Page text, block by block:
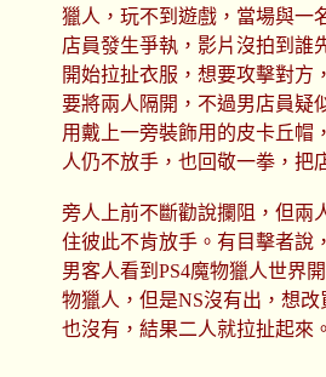
獵人，玩不到遊戲，當場與一
店員發生爭執，影片沒拍到誰
開始拉扯衣服，想要攻擊對方
要將兩人隔開，不過男店員疑
用戴上一旁裝飾用的皮卡丘帽
人仍不放手，也回敬一拳，把
旁人上前不斷勸說攔阻，但兩
住彼此不肯放手。有目擊者說
男客人看到PS4魔物獵人世界
物獵人，但是NS沒有出，想改
也沒有，結果二人就拉扯起來。